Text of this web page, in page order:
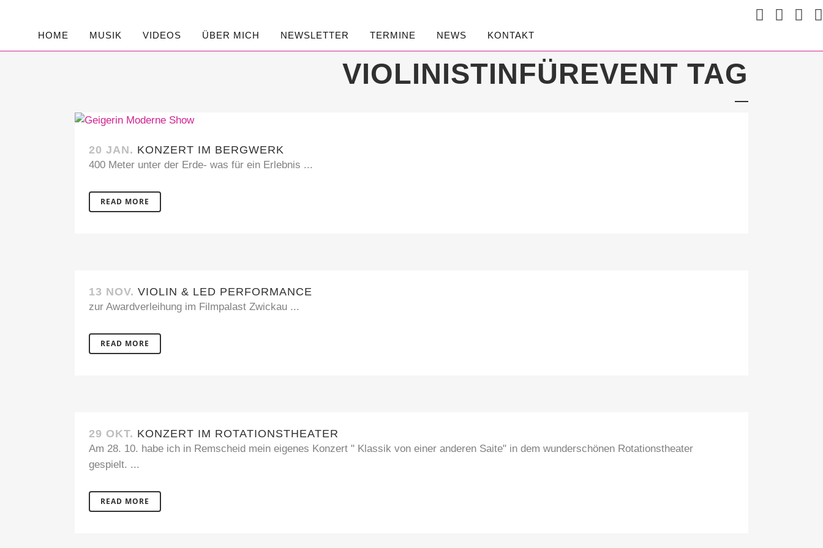
HOME MUSIK VIDEOS ÜBER MICH NEWSLETTER TERMINE NEWS KONTAKT
VIOLINISTINFÜREVENT TAG
20 JAN. KONZERT IM BERGWERK
400 Meter unter der Erde- was für ein Erlebnis ...
READ MORE
13 NOV. VIOLIN & LED PERFORMANCE
zur Awardverleihung im Filmpalast Zwickau ...
READ MORE
29 OKT. KONZERT IM ROTATIONSTHEATER
Am 28. 10. habe ich in Remscheid mein eigenes Konzert " Klassik von einer anderen Saite" in dem wunderschönen Rotationstheater
gespielt. ...
READ MORE